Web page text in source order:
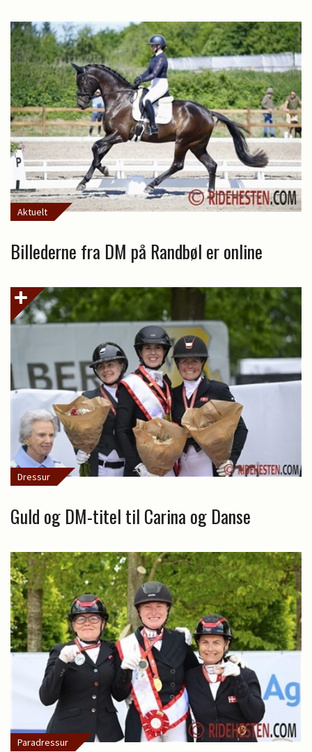
Aktuelt
Billederne fra DM på Randbøl er online
Dressur
Guld og DM-titel til Carina og Danse
Paradressur